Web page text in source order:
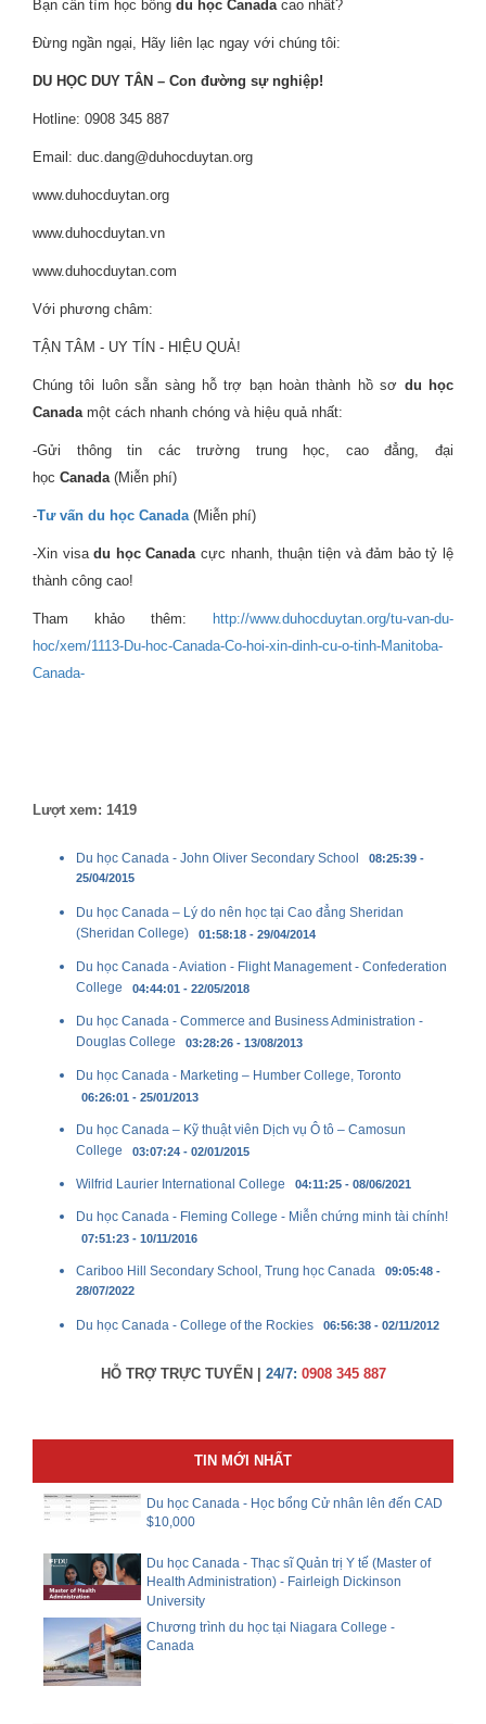
Bạn cần tìm học bổng du học Canadacao nhất?
Đừng ngần ngại, Hãy liên lạc ngay với chúng tôi:
DU HỌC DUY TÂN – Con đường sự nghiệp!
Hotline: 0908 345 887
Email: duc.dang@duhocduytan.org
www.duhocduytan.org
www.duhocduytan.vn
www.duhocduytan.com
Với phương châm:
TẬN TÂM - UY TÍN - HIỆU QUẢ!
Chúng tôi luôn sẵn sàng hỗ trợ bạn hoàn thành hồ sơ du học
Canadamột cách nhanh chóng và hiệu quả nhất:
-Gửi thông tin các trường trung học, cao đẳng, đại
học Canada(Miễn phí)
-Tư vấn du học Canada(Miễn phí)
-Xin visadu học Canadacực nhanh, thuận tiện và đảm bảo tỷ lệ
thành công cao!
Tham khảo thêm:
http://www.duhocduytan.org/tu-van-du-
hoc/xem/1113-Du-hoc-Canada-Co-hoi-xin-dinh-cu-o-tinh-Manitoba-
Canada-
Lượt xem: 1419
Du học Canada - John Oliver Secondary School 08:25:39 -
25/04/2015
Du học Canada – Lý do nên học tại Cao đẳng Sheridan
(Sheridan College) 01:58:18 - 29/04/2014
Du học Canada - Aviation - Flight Management - Confederation
College 04:44:01 - 22/05/2018
Du học Canada - Commerce and Business Administration -
Douglas College 03:28:26 - 13/08/2013
Du học Canada - Marketing – Humber College, Toronto
06:26:01 - 25/01/2013
Du học Canada – Kỹ thuật viên Dịch vụ Ô tô – Camosun
College 03:07:24 - 02/01/2015
Wilfrid Laurier International College 04:11:25 - 08/06/2021
Du học Canada - Fleming College - Miễn chứng minh tài chính!
07:51:23 - 10/11/2016
Cariboo Hill Secondary School, Trung học Canada 09:05:48 -
28/07/2022
Du học Canada - College of the Rockies 06:56:38 - 02/11/2012
HỖ TRỢ TRỰC TUYẾN | 24/7: 0908 345 887
TIN MỚI NHẤT
Du học Canada - Học bổng Cử nhân lên đến CAD
$10,000
Du học Canada - Thạc sĩ Quản trị Y tế (Master of
Health Administration) - Fairleigh Dickinson
University
Chương trình du học tại Niagara College -
Canada